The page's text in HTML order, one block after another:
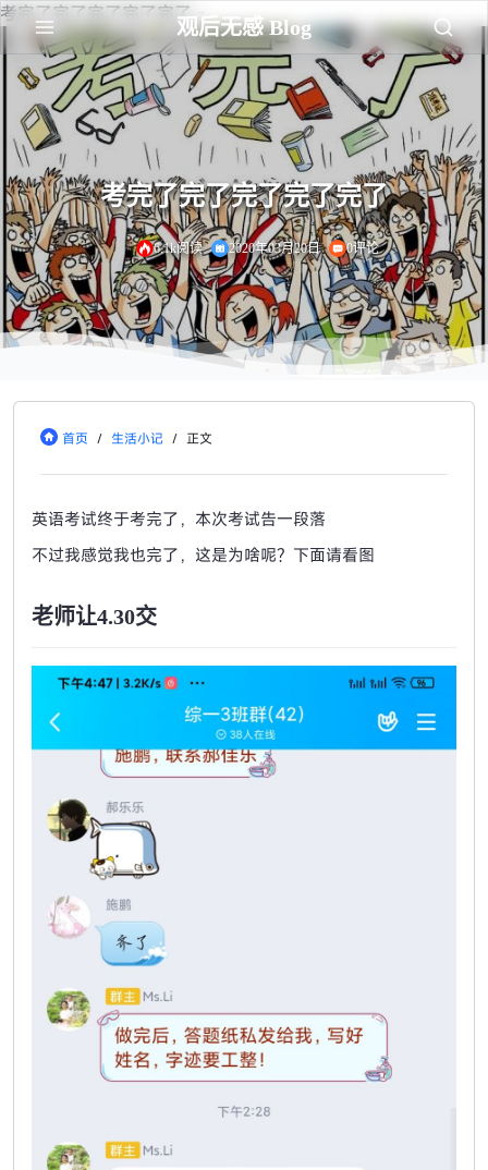
考完了完了完了完了完了 -
观后无感 Blog
考完了完了完了完了完了
6.1k阅读 2020年03月20日 0评论
首页 / 生活小记 / 正文
英语考试终于考完了，本次考试告一段落
不过我感觉我也完了，这是为啥呢？下面请看图
老师让4.30交